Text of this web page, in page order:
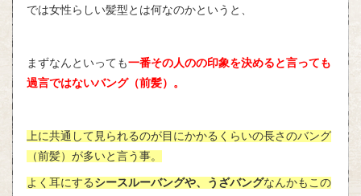
では女性らしい髪型とは何なのかというと、
まずなんといっても一番その人のの印象を決めると言っても
過言ではないバング（前髪）。
上に共通して見られるのが目にかかるくらいの長さのバング
（前髪）が多いと言う事。
よく耳にする シースルーバングや、うざバングなんかもこの